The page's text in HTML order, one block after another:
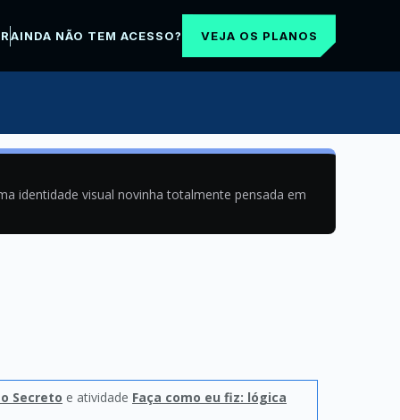
AINDA NÃO TEM ACESSO? VEJA OS PLANOS
identidade visual novinha totalmente pensada em
Secreto e atividade Faça como eu fiz: lógica